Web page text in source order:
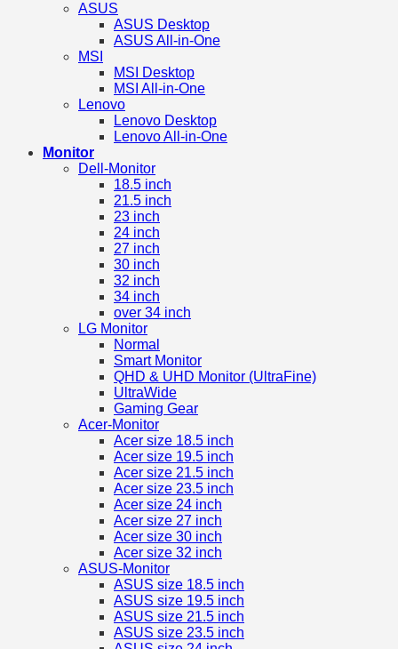
ASUS
ASUS Desktop
ASUS All-in-One
MSI
MSI Desktop
MSI All-in-One
Lenovo
Lenovo Desktop
Lenovo All-in-One
Monitor
Dell-Monitor
18.5 inch
21.5 inch
23 inch
24 inch
27 inch
30 inch
32 inch
34 inch
over 34 inch
LG Monitor
Normal
Smart Monitor
QHD & UHD Monitor (UltraFine)
UltraWide
Gaming Gear
Acer-Monitor
Acer size 18.5 inch
Acer size 19.5 inch
Acer size 21.5 inch
Acer size 23.5 inch
Acer size 24 inch
Acer size 27 inch
Acer size 30 inch
Acer size 32 inch
ASUS-Monitor
ASUS size 18.5 inch
ASUS size 19.5 inch
ASUS size 21.5 inch
ASUS size 23.5 inch